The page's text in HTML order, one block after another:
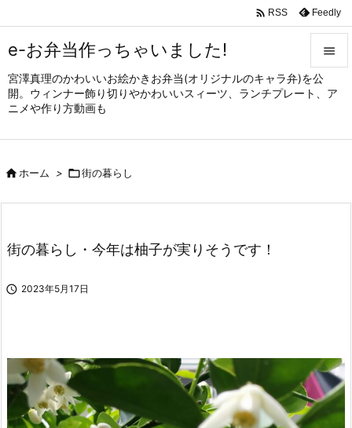
e-お弁当作っちゃいました!
宮澤真理のかわいいお絵かきお弁当(オリジナルのキャラ弁)を公
開。ウィンナー飾り切りやかわいいスィーツ、ランチプレート、ア
ニメや作り方動画も


メニュ
サイド

 RSS Feedly
ホーム > 街の暮らし
街の暮らし・今年は柚子が実りそうです！
 2023年5月17日